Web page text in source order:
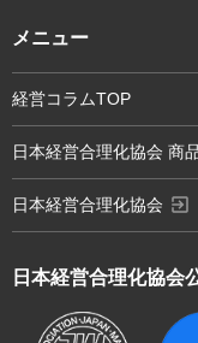
日本経営合理化協会
メニュー
経営コラムTOP
日本経営合理化協会 商
日本経営合理化協会 exit_to_app